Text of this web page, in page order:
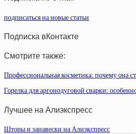
подписаться на новые статьи
Подписка вКонтакте
Смотрите также:
Профессиональная косметика: почему она
Горелка для аргонодуговой сварки:
Лучшее на Алиэкспресс
Шторы и занавески на Алиэкспресс